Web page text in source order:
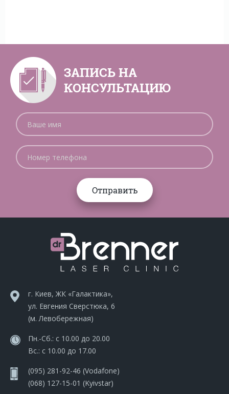
ЗАПИСЬ НА
КОНСУЛЬТАЦИЮ
г. Киев, ЖК «Галактика»,
ул. Евгения Сверстюка, 6
(м. Левобережная)
Пн.-Сб.: с 10.00 до 20.00
Вс.: с 10.00 до 17.00
(095) 281-92-46 (Vodafone)
(068) 127-15-01 (Kyivstar)